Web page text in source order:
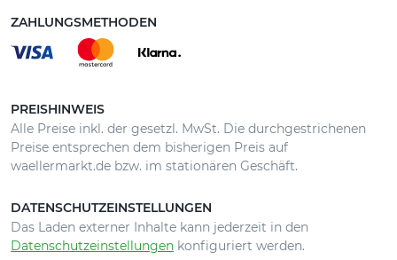
ZAHLUNGSMETHODEN
PREISHINWEIS
Alle Preise inkl. der gesetzl. MwSt. Die durchgestrichenen
Preise entsprechen dem bisherigen Preis auf
waellermarkt.de bzw. im stationären Geschäft.
DATENSCHUTZEINSTELLUNGEN
Das Laden externer Inhalte kann jederzeit in den
Datenschutzeinstellungen konfiguriert werden.